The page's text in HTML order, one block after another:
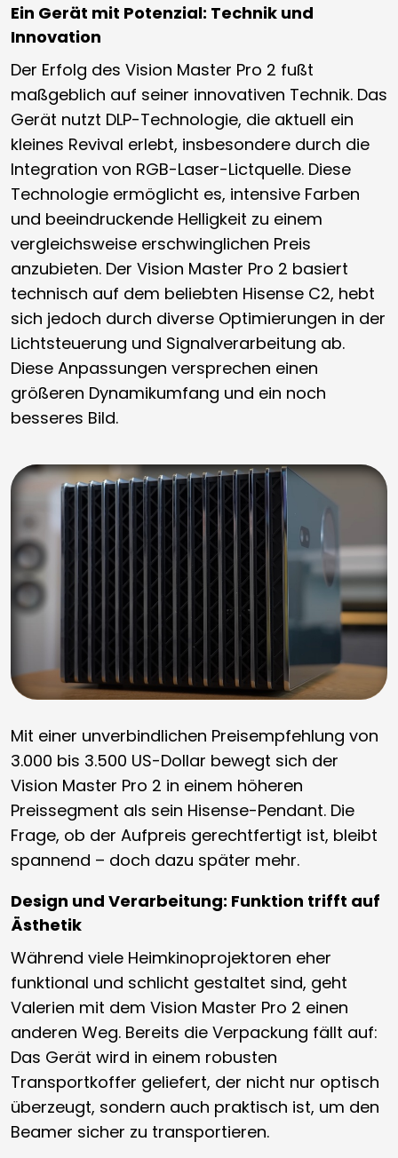
Ein Gerät mit Potenzial: Technik und
Innovation
Der Erfolg des Vision Master Pro 2 fußt
maßgeblich auf seiner innovativen Technik. Das
Gerät nutzt DLP-Technologie, die aktuell ein
kleines Revival erlebt, insbesondere durch die
Integration von RGB-Laser-Lictquelle. Diese
Technologie ermöglicht es, intensive Farben
und beeindruckende Helligkeit zu einem
vergleichsweise erschwinglichen Preis
anzubieten. Der Vision Master Pro 2 basiert
technisch auf dem beliebten Hisense C2, hebt
sich jedoch durch diverse Optimierungen in der
Lichtsteuerung und Signalverarbeitung ab.
Diese Anpassungen versprechen einen
größeren Dynamikumfang und ein noch
besseres Bild.
Mit einer unverbindlichen Preisempfehlung von
3.000 bis 3.500 US-Dollar bewegt sich der
Vision Master Pro 2 in einem höheren
Preissegment als sein Hisense-Pendant. Die
Frage, ob der Aufpreis gerechtfertigt ist, bleibt
spannend – doch dazu später mehr.
Design und Verarbeitung: Funktion trifft auf
Ästhetik
Während viele Heimkinoprojektoren eher
funktional und schlicht gestaltet sind, geht
Valerien mit dem Vision Master Pro 2 einen
anderen Weg. Bereits die Verpackung fällt auf:
Das Gerät wird in einem robusten
Transportkoffer geliefert, der nicht nur optisch
überzeugt, sondern auch praktisch ist, um den
Beamer sicher zu transportieren.